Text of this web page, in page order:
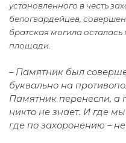
установленного в честь
белогвардейцев,
братская могила
площади.
– Памятник был
буквально на
Памятник перенесли, а
никто не знает. И где
где по захоронению –